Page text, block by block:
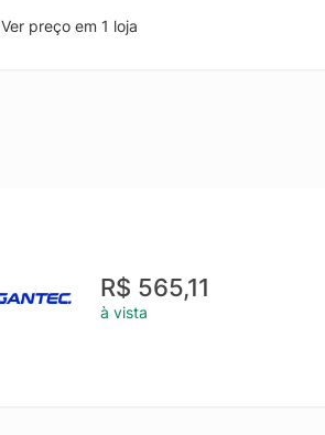
Ver preço em 1 loja
R$ 565,11
à vista